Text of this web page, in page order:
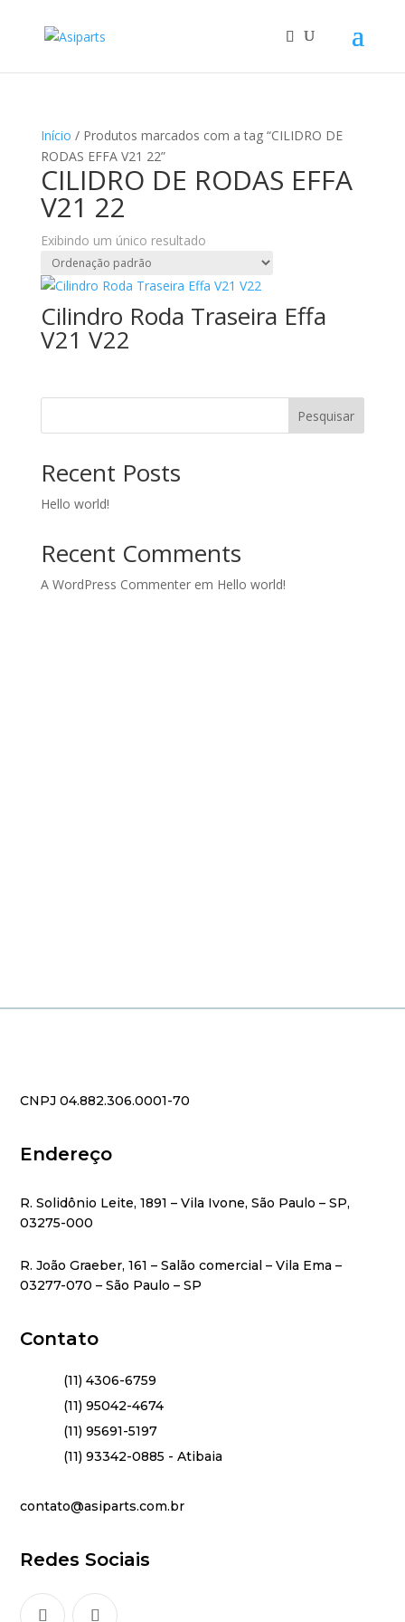
Início / Produtos marcados com a tag “CILIDRO DE
RODAS EFFA V21 22”
CILIDRO DE RODAS EFFA
V21 22
Exibindo um único resultado
Cilindro Roda Traseira Effa
V21 V22
Pesquisar
Recent Posts
Hello world!
Recent Comments
A WordPress Commenterem Hello world!
CNPJ 04.882.306.0001-70
Endereço
R. Solidônio Leite, 1891 – Vila Ivone, São Paulo – SP,
03275-000
R. João Graeber, 161 – Salão comercial – Vila Ema –
03277-070 – São Paulo – SP
Contato
(11) 4306-6759
(11) 95042-4674
(11) 95691-5197
(11) 93342-0885 - Atibaia
contato@asiparts.com.br
Redes Sociais